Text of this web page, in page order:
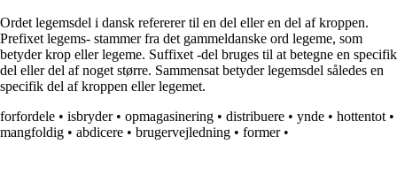
Ordet legemsdel i dansk refererer til en del eller en del af kroppen.
Prefixet legems- stammer fra det gammeldanske ord legeme, som
betyder krop eller legeme. Suffixet -del bruges til at betegne en specifik
del eller del af noget større. Sammensat betyder legemsdel således en
specifik del af kroppen eller legemet.
forfordele • isbryder• opmagasinering • distribuere • ynde • hottentot •
mangfoldig • abdicere • brugervejledning • former•